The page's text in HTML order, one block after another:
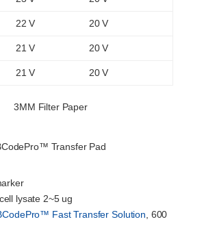
22 V 20 V
21 V 20 V
21 V 20 V
3MM Filter Paper
Transfer Pad
lysate 2~5 ug
Fast Transfer Solution , 600